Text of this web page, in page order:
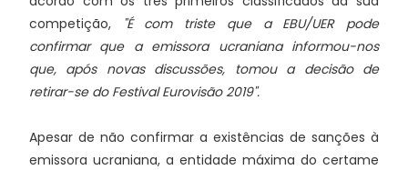
competição,
"É com triste que a EBU/UER pode
confirmar que a emissora ucraniana informou-nos
que, após novas discussões, tomou a decisão de
retirar-se do Festival Eurovisão 2019".
Apesar de não confirmar a existências de sanções à
emissora ucraniana, a entidade máxima do certame